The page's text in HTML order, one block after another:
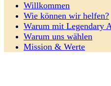
Willkommen
Wie können wir helfen?
Warum mit Legendary
Warum uns wählen
Mission & Werte